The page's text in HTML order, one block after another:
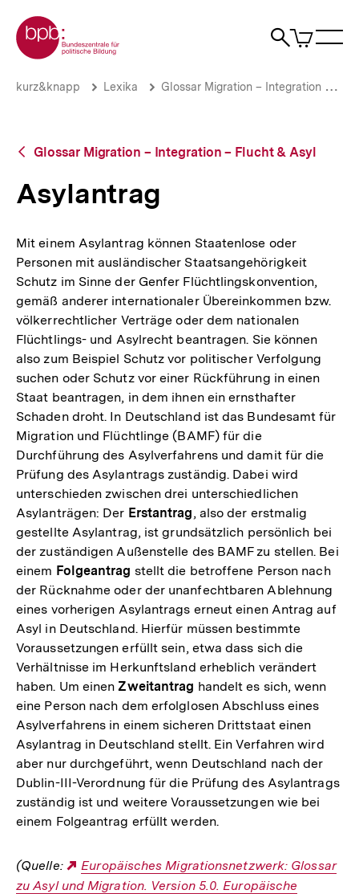
zum
Seiteninhalt
springen
Zur Startseite der bpb
Suche
Artikel
im
Asylantrag
Brotkrümelnavigation
Pfadnavigation
kurz&knapp Lexika Glossar Migration – Integration – Flucht & Asyl
Zurück
Übersicht
Glossar Migration – Integration – Flucht & Asyl
Asylantrag
Mit einem Asylantrag können Staatenlose oder
Personen mit ausländischer Staatsangehörigkeit
Schutz im Sinne der Genfer Flüchtlingskonvention,
gemäß anderer internationaler Übereinkommen bzw.
völkerrechtlicher Verträge oder dem nationalen
Flüchtlings- und Asylrecht beantragen. Sie können
also zum Beispiel Schutz vor politischer Verfolgung
suchen oder Schutz vor einer Rückführung in einen
Staat beantragen, in dem ihnen ein ernsthafter
Schaden droht. In Deutschland ist das Bundesamt für
Migration und Flüchtlinge (BAMF) für die
Durchführung des Asylverfahrens und damit für die
Prüfung des Asylantrags zuständig. Dabei wird
unterschieden zwischen drei unterschiedlichen
Asylanträgen: Der Erstantrag, also der erstmalig
gestellte Asylantrag, ist grundsätzlich persönlich bei
der zuständigen Außenstelle des BAMF zu stellen. Bei
einem Folgeantrag stellt die betroffene Person nach
der Rücknahme oder der unanfechtbaren Ablehnung
eines vorherigen Asylantrags erneut einen Antrag auf
Asyl in Deutschland. Hierfür müssen bestimmte
Voraussetzungen erfüllt sein, etwa dass sich die
Verhältnisse im Herkunftsland erheblich verändert
haben. Um einenZweitantrag handelt es sich, wenn
eine Person nach dem erfolglosen Abschluss eines
Asylverfahrens in einem sicheren Drittstaat einen
Asylantrag in Deutschland stellt. Ein Verfahren wird
aber nur durchgeführt, wenn Deutschland nach der
Dublin-III-Verordnung für die Prüfung des Asylantrags
zuständig ist und weitere Voraussetzungen wie bei
einem Folgeantrag erfüllt werden.
(Quelle:
Externer
Link:
Europäisches Migrationsnetzwerk: Glossar
zu Asyl und Migration. Version 5.0. Europäische